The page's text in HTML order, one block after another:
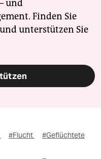
und
Finden Sie
unterstützen Sie
#Flucht #Geflüchtete